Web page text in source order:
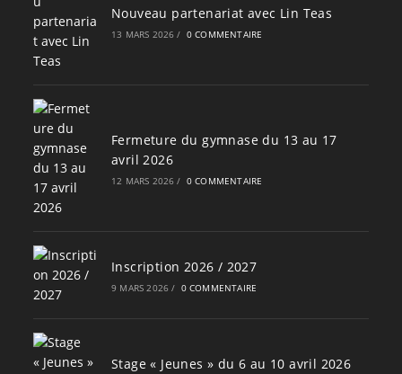
Nouveau partenariat avec Lin Teas
13 MARS 2026 / 0 COMMENTAIRE
Fermeture du gymnase du 13 au 17
avril 2026
12 MARS 2026 / 0 COMMENTAIRE
Inscription 2026 / 2027
9 MARS 2026 / 0 COMMENTAIRE
Stage « Jeunes » du 6 au 10 avril 2026